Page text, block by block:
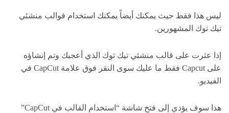
ليس هذا فقط حيث يمكنك أيضاً يمكنك استخدام قوالب منشئي
تيك توك المشهورين.
إذا عثرت على قالب منشئي تيك توك الذي أعجبك وتم إنشاؤه
على Capcut فقط ما عليك سوى النقر فوق علامة CapCut في
الفيديو.
هذا سوف يؤدي إلى فتح شاشة “استخدام القالب في CapCut”